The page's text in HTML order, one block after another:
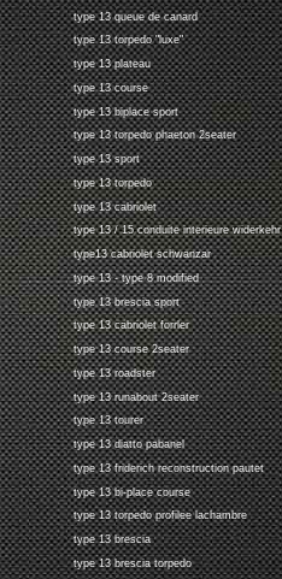
type 13 queue de canard
type 13 torpedo "luxe"
type 13 plateau
type 13 course
type 13 biplace sport
type 13 torpedo phaeton 2seater
type 13 sport
type 13 torpedo
type 13 cabriolet
type 13 / 15 conduite interieure widerkehr
type13 cabriolet schwanzar
type 13 - type 8 modified
type 13 brescia sport
type 13 cabriolet forrler
type 13 course 2seater
type 13 roadster
type 13 runabout 2seater
type 13 tourer
type 13 diatto pabanel
type 13 friderich reconstruction pautet
type 13 bi-place course
type 13 torpedo profilee lachambre
type 13 brescia
type 13 brescia torpedo